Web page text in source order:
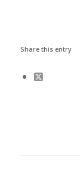
Share this entry